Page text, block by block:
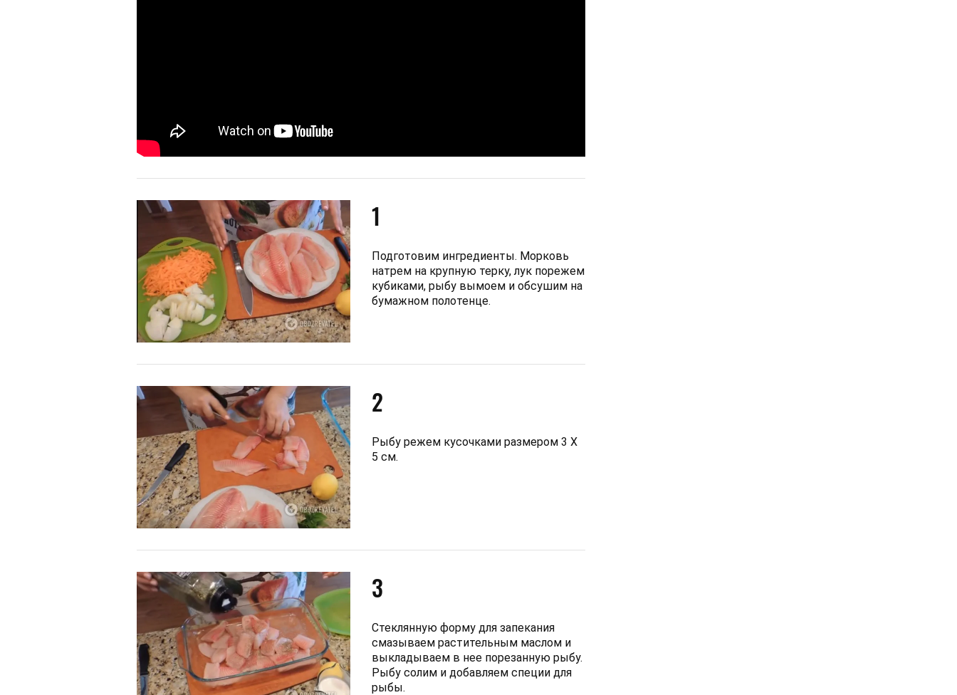
1
Подготовим ингредиенты. Морковь
натрем на крупную терку, лук порежем
кубиками, рыбу вымоем и обсушим на
бумажном полотенце.
2
Рыбу режем кусочками размером 3 Х
5 см.
3
Стеклянную форму для запекания
смазываем растительным маслом и
выкладываем в нее порезанную рыбу.
Рыбу солим и добавляем специи для
рыбы.